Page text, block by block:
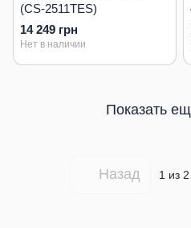
(CS-2511TES)
14 249 грн
Нет в наличии
Показать
Назад 1 из 2